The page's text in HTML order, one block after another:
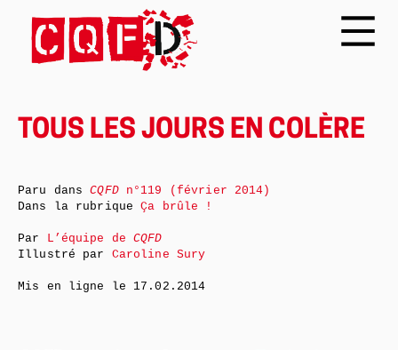
TOUS LES JOURS EN COLÈRE
Paru dansCQFDn°119 (février 2014)
Dans la rubriqueÇa brûle !
Par L’équipe deCQFD
Illustré par Caroline Sury
Mis en ligne le 17.02.2014